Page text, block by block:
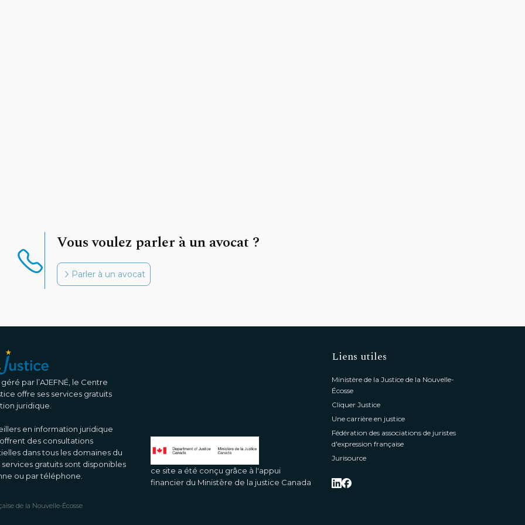
Vous voulez parler à un avocat ?
Parler à un avocat
par l’AJEFNÉ, le Centre
offre ses services gratuits
juridique.
en information juridique
des consultations
dans tous les domaines du
services gratuits sont disponibles
ou par téléphone.
ce site a été conçu grâce à l'appui
financier du Ministère de la justice Canada
Liens utiles
Ministère de la Justice de la Nouvelle-
Écosse
Cliquer Justice
Une carrière en justice
Fédération des associations de juristes
d'expression française
Jurisource
de la Nouvelle-Écosse